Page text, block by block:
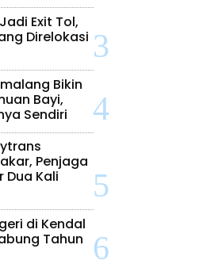
Exit Tol,
Direlokasi
Bikin
Bayi,
Sendiri
Penjaga
Dua Kali
di Kendal
Tahun